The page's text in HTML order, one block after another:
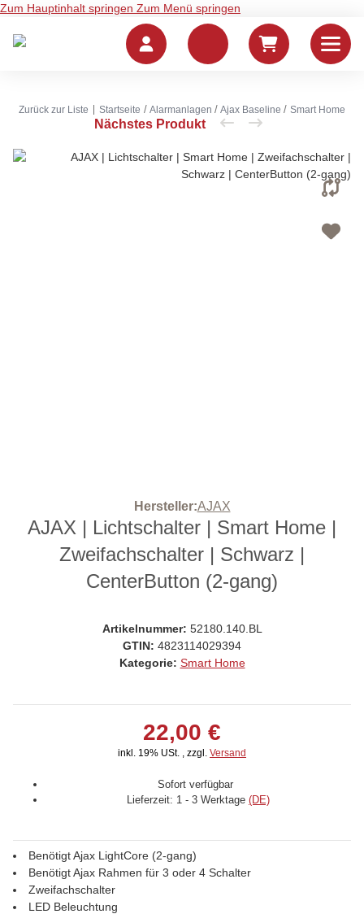
Zum Hauptinhalt springen Zum Menü springen
Zurück zur Liste Startseite Alarmanlagen Ajax Baseline Smart Home
Hersteller:AJAX
AJAX | Lichtschalter | Smart Home |
Zweifachschalter | Schwarz |
CenterButton (2-gang)
Artikelnummer: 52180.140.BL
GTIN: 4823114029394
Kategorie: Smart Home
22,00 €
inkl. 19% USt. , zzgl. Versand
Sofort verfügbar
Lieferzeit: 1 - 3 Werktage (DE)
Benötigt Ajax LightCore (2-gang)
Benötigt Ajax Rahmen für 3 oder 4 Schalter
Zweifachschalter
LED Beleuchtung